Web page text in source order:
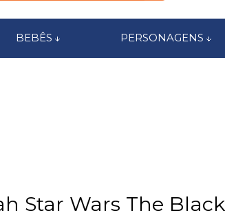
BEBÊS PERSONAGENS
Star Wars The